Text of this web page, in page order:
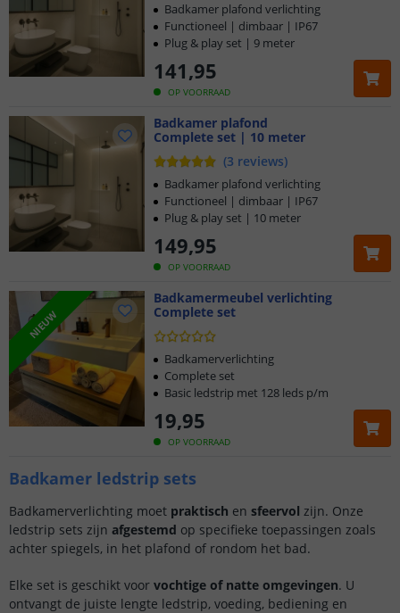
OP VOORRAAD
141,95
Badkamer plafond verlichting
Functioneel | dimbaar | IP67
Plug & play set | 9 meter
Badkamer plafond
Complete set | 10 meter
(3 reviews)
OP VOORRAAD
149,95
Badkamer plafond verlichting
Functioneel | dimbaar | IP67
Plug & play set | 10 meter
NIEUW
Badkamermeubel verlichting
Complete set
OP VOORRAAD
19,95
Badkamerverlichting
Complete set
Basic ledstrip met 128 leds p/m
Badkamer ledstrip sets
Badkamerverlichting moet praktisch en sfeervol zijn. Onze
ledstrip sets zijn afgestemd op specifieke toepassingen zoals
achter spiegels, in het plafond of rondom het bad.
Elke set is geschikt voor vochtige of natte omgevingen. U
ontvangt de juiste lengte ledstrip, voeding, bediening en